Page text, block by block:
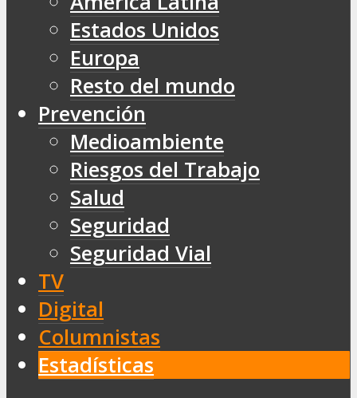
Estados Unidos
Europa
Resto del mundo
Prevención
Medioambiente
Riesgos del Trabajo
Salud
Seguridad
Seguridad Vial
TV
Digital
Columnistas
Estadísticas